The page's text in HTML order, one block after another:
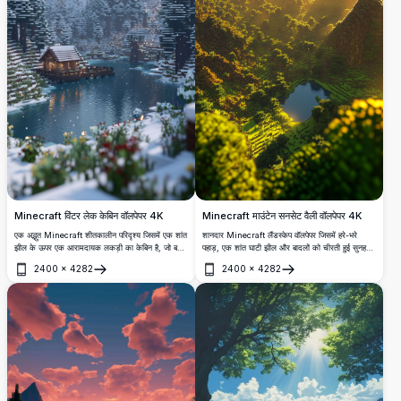
Minecraft विंटर लेक केबिन वॉलपेपर 4K
एक अद्भुत Minecraft शीतकालीन परिदृश्य जिसमें एक शांत
झील के ऊपर एक आरामदायक लकड़ी का केबिन है, जो बर्फ
4K रिज़ॉल्यूशन में प्रस्तुत किया गया है।
2400 × 4282
खोलें
Minecraft माउंटेन सनसेट वैली वॉलपेपर 4K
शानदार Minecraft लैंडस्केप वॉलपेपर जिसमें हरे-भरे
पहाड़, एक शांत घाटी झील और बादलों को चीरती हुई सुनहरी
रिज़ॉल्यूशन रेंडर जो अद्भुत ब्लॉकी भूभाग को प्रदर्शित करता
है।
2400 × 4282
खोलें